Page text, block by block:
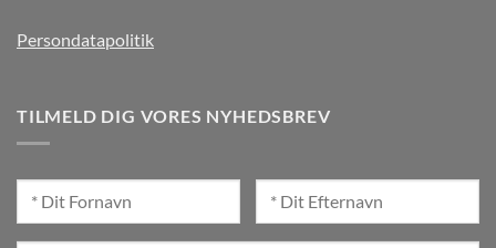
Persondatapolitik
TILMELD DIG VORES NYHEDSBREV